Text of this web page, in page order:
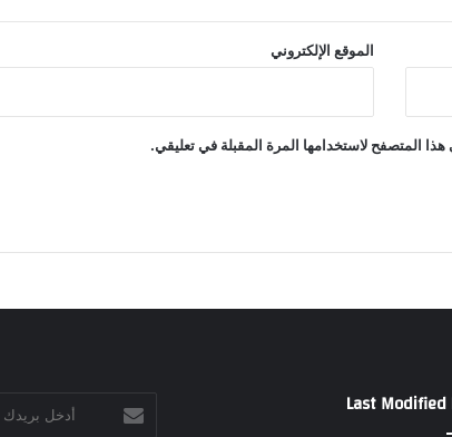
الموقع الإلكتروني
المتصفح لاستخدامها المرة المقبلة في تعليقي.
Last Modified
بريدك